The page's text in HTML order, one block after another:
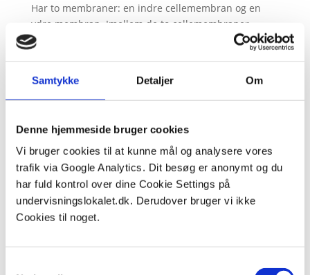
Samtykke Detaljer Om
Denne hjemmeside bruger cookies
Vi bruger cookies til at kunne mål og analysere vores
trafik via Google Analytics. Dit besøg er anonymt og du
har fuld kontrol over dine Cookie Settings på
undervisningslokalet.dk. Derudover bruger vi ikke
Cookies til noget.
Har to membraner: en indre cellemembran og en
ydre membran. Imellem de to cellemembraner
findes et tyndere lag peptidoglykan. Denne celle kan
ikke farves med gramfarvning, da peptidoglykan
Dyre og planteceller – hvad er
Planteceller og dyreceller adskiller sig på flere vigtige
områder. Planteceller har en cellevæg uden på deres
cellemembran, cellevæggen er ercellulose-holdig ,
som giver dem en fast form, mens dyreceller kun har
en fleksibel cellemembran. Grønkorn som muliggør
fotosyntese, findes kun i planteceller. Planteceller
kan have flere mindre vakuoler. Energi lagres som